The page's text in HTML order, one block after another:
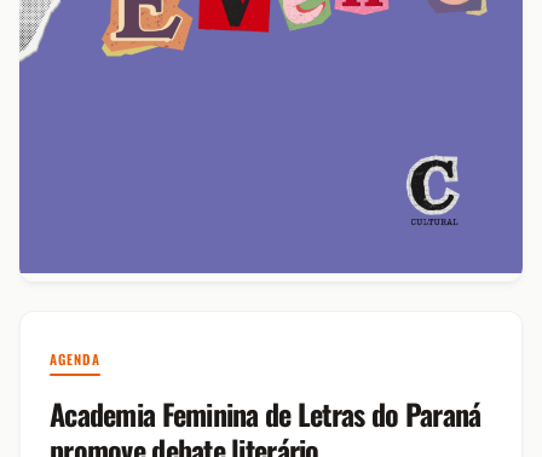
AGENDA
Academia Feminina de Letras do Paraná